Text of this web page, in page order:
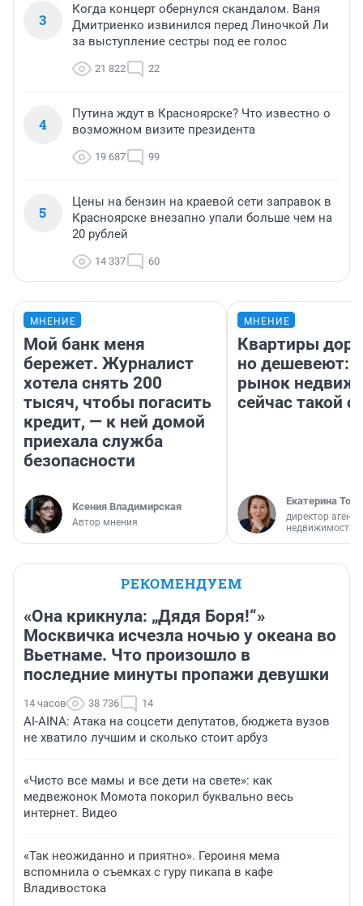
3
Когда концерт обернулся скандалом. Ваня
Дмитриенко извинился перед Линочкой Ли
за выступление сестры под ее голос
21 822 22
4
Путина ждут в Красноярске? Что известно о
возможном визите президента
19 687 99
5
Цены на бензин на краевой сети заправок в
Красноярске внезапно упали больше чем на
20 рублей
14 337 60
МНЕНИЕ
Мой банк меня
бережет. Журналист
хотела снять 200
тысяч, чтобы погасить
кредит, — к ней домой
приехала служба
безопасности
Ксения Владимирская
Автор мнения
МНЕНИЕ
Квартиры
но дешевеют:
рынок
сейчас такой
Екатерина
директор
недвижимости
РЕКОМЕНДУЕМ
«Она крикнула: „Дядя Боря!“»
Москвичка исчезла ночью у океана во
Вьетнаме. Что произошло в
последние минуты пропажи девушки
14 часов 38 736 14
AI-AINA: Атака на соцсети депутатов, бюджета вузов
не хватило лучшим и сколько стоит арбуз
«Чисто все мамы и все дети на свете»: как
медвежонок Момота покорил буквально весь
интернет. Видео
«Так неожиданно и приятно». Героиня мема
вспомнила о съемках с гуру пикапа в кафе
Владивостока